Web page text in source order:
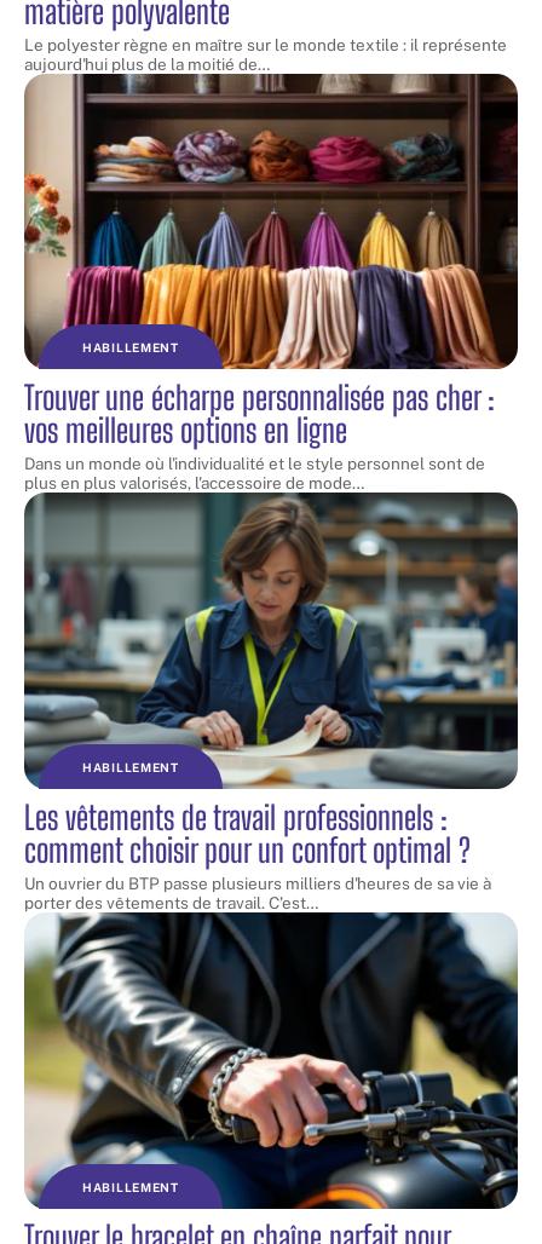
matière polyvalente
Le polyester règne en maître sur le monde textile : il représente
aujourd'hui plus de la moitié de…
HABILLEMENT
Trouver une écharpe personnalisée pas cher :
vos meilleures options en ligne
Dans un monde où l'individualité et le style personnel sont de
plus en plus valorisés, l'accessoire de mode…
HABILLEMENT
Les vêtements de travail professionnels :
comment choisir pour un confort optimal ?
Un ouvrier du BTP passe plusieurs milliers d'heures de sa vie à
porter des vêtements de travail. C'est…
HABILLEMENT